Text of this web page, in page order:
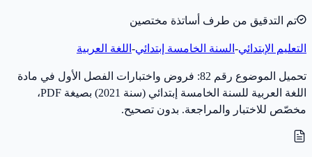
تم التدقيق من طرف أساتذة مختصين
التعليم الإبتدائي- السنة الخامسة إبتدائي- اللغة العربية
تحميل الموضوع رقم 82: فروض واختبارات الفصل الأول في مادة
اللغة العربية للسنة الخامسة إبتدائي (سنة 2021) بصيغة PDF،
مخصّص للاختبار والمراجعة. بدون تصحيح.